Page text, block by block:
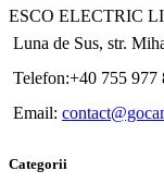
ESCO ELECTRIC
Luna de Sus, str.
Telefon:+40 755 977
Email:
Categorii